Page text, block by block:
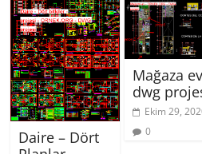
Daire – Dört
Mağaza ev
dwg
Ekim 29,
0